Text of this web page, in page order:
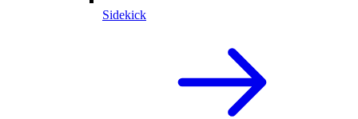
Sidekick